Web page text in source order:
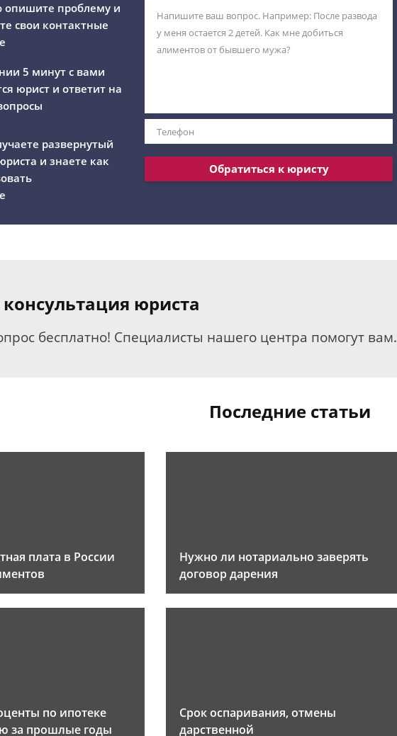
опишите проблему и
свои контактные
5 минут с вами
юрист и ответит на
развернутый
и знаете как
Обратиться к юристу
консультация юриста
бесплатно! Специалисты нашего центра помогут вам.
Последние статьи
плата в России
Нужно ли нотариально заверять
договор дарения
по ипотеке
за прошлые годы
Срок оспаривания, отмены
дарственной